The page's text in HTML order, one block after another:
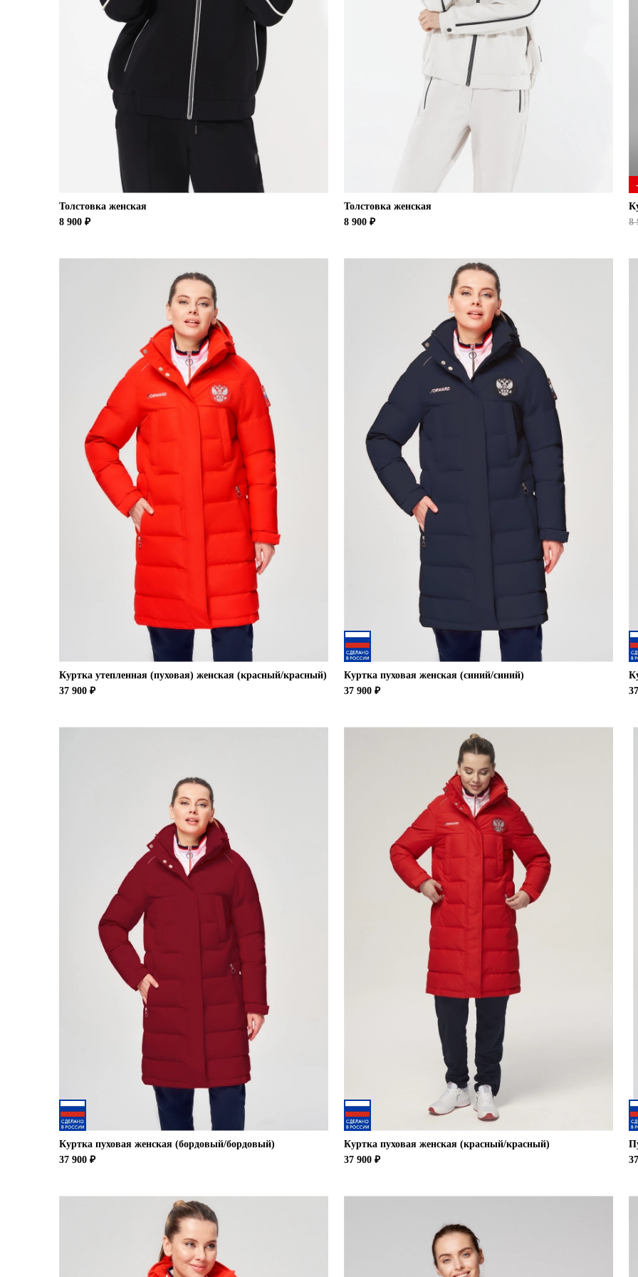
Толстовка женская
8 900 ₽
Толстовка женская
8 900 ₽
8
Куртка утепленная (пуховая) женская (красный/красный)
37 900 ₽
Куртка пуховая женская (синий/синий)
37 900 ₽
Куртка пуховая женская (бордовый/бордовый)
37 900 ₽
Куртка пуховая женская (красный/красный)
37 900 ₽